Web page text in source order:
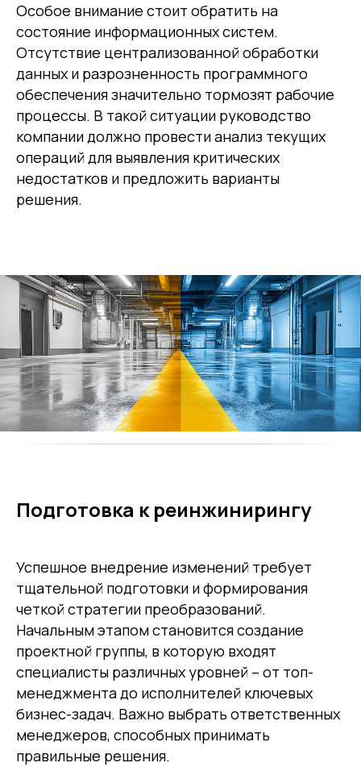
Особое внимание стоит обратить на
состояние информационных систем.
Отсутствие централизованной обработки
данных и разрозненность программного
обеспечения значительно тормозят рабочие
процессы. В такой ситуации руководство
компании должно провести анализ текущих
операций для выявления критических
недостатков и предложить варианты
решения.
Подготовка к реинжинирингу
Успешное внедрение изменений требует
тщательной подготовки и формирования
четкой стратегии преобразований.
Начальным этапом становится создание
проектной группы, в которую входят
специалисты различных уровней – от топ-
менеджмента до исполнителей ключевых
бизнес-задач. Важно выбрать ответственных
менеджеров, способных принимать
правильные решения.